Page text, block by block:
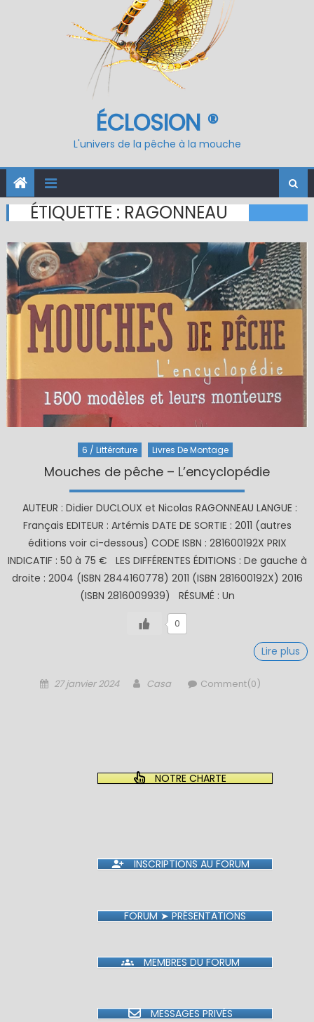
ÉCLOSION ®
L'univers de la pêche à la mouche
ÉTIQUETTE :RAGONNEAU
6 / Littérature Livres De Montage
Mouches de pêche – L’encyclopédie
AUTEUR : Didier DUCLOUX et Nicolas RAGONNEAU LANGUE :
Français EDITEUR : Artémis DATE DE SORTIE : 2011 (autres
éditions voir ci-dessous) CODE ISBN : 281600192X PRIX
INDICATIF : 50 à 75 € LES DIFFÉRENTES ÉDITIONS : De gauche à
droite : 2004 (ISBN 2844160778) 2011 (ISBN 281600192X) 2016
(ISBN 2816009939) RÉSUMÉ : Un
0
Lire plus
Posted
27 janvier 2024 Author
Casa Comment(0)
NOTRE CHARTE
INSCRIPTIONS AU FORUM
FORUM ➤ PRÉSENTATIONS
MEMBRES DU FORUM
MESSAGES PRIVÉS